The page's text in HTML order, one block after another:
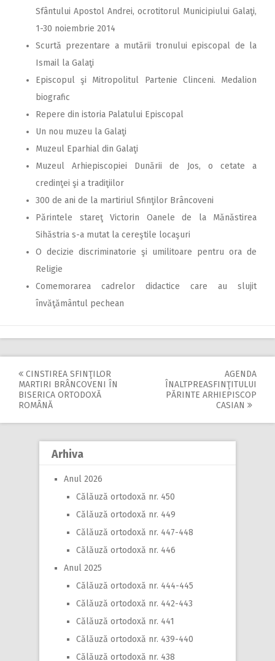
Sfântului Apostol Andrei, ocrotitorul Municipiului Galaţi,
1-30 noiembrie 2014
Scurtă prezentare a mutării tronului episcopal de la
Ismail la Galaţi
Episcopul şi Mitropolitul Partenie Clinceni. Medalion
biografic
Repere din istoria Palatului Episcopal
Un nou muzeu la Galaţi
Muzeul Eparhial din Galaţi
Muzeul Arhiepiscopiei Dunării de Jos, o cetate a
credinţei şi a tradiţiilor
300 de ani de la martiriul Sfinţilor Brâncoveni
Părintele stareţ Victorin Oanele de la Mănăstirea
Sihăstria s-a mutat la cereştile locaşuri
O decizie discriminatorie şi umilitoare pentru ora de
Religie
Comemorarea cadrelor didactice care au slujit
învăţământul pechean
Post
navigation
CINSTIREA SFINŢILOR
MARTIRI BRÂNCOVENI ÎN
BISERICA ORTODOXĂ
ROMÂNĂ
AGENDA
ÎNALTPREASFINŢITULUI
PĂRINTE ARHIEPISCOP
CASIAN
Arhiva
Anul 2026
Călăuză ortodoxă nr. 450
Călăuză ortodoxă nr. 449
Călăuză ortodoxă nr. 447-448
Călăuză ortodoxă nr. 446
Anul 2025
Călăuză ortodoxă nr. 444-445
Călăuză ortodoxă nr. 442-443
Călăuză ortodoxă nr. 441
Călăuză ortodoxă nr. 439-440
Călăuză ortodoxă nr. 438